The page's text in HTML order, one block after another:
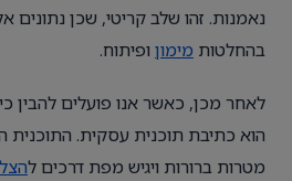
נאמנות. זהו שלב קריטי, שכן נתונים
בהחלטות מימון ופיתוח.
לאחר מכן, כאשר אנו פועלים להבין
הוא כתיבת תוכנית עסקית.
מטרות ברורות ויגיש מפת דרכים ל